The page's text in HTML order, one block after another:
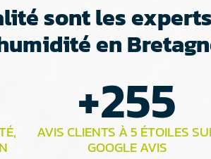
sont les
en
AVIS CLIENTS À 5 ÉTOILES
GOOGLE AVIS
+255